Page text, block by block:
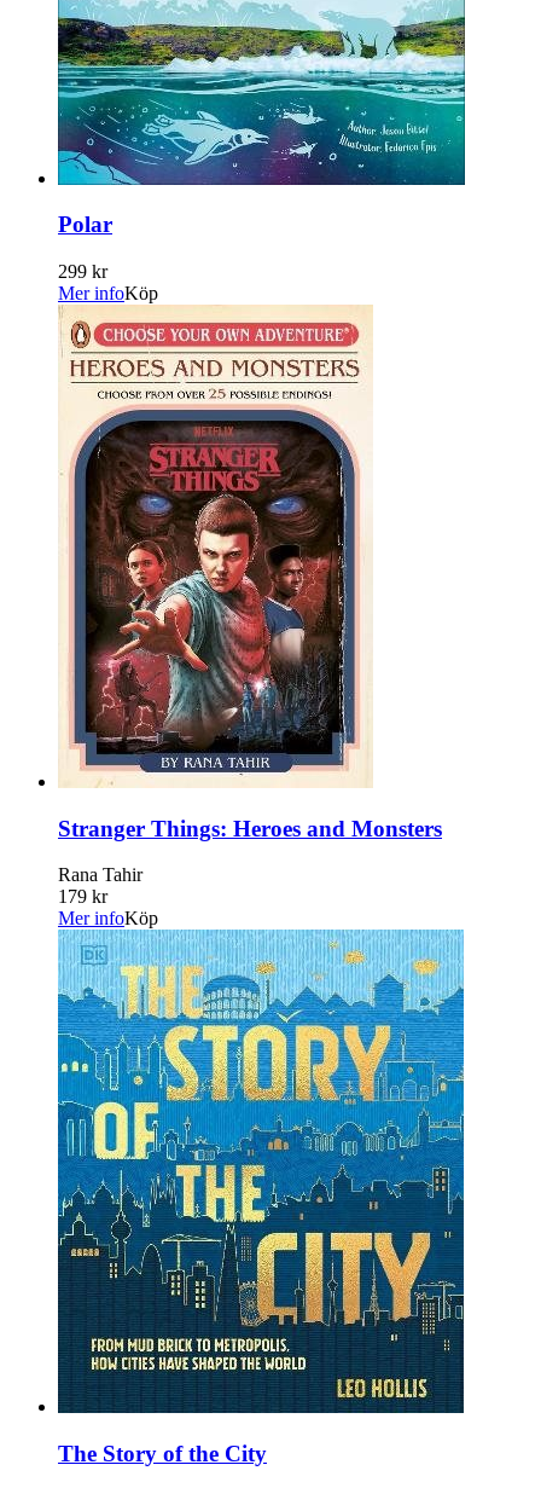
Polar
299 kr
Mer infoKöp
Stranger Things: Heroes and Monsters
Rana Tahir
179 kr
Mer infoKöp
The Story of the City